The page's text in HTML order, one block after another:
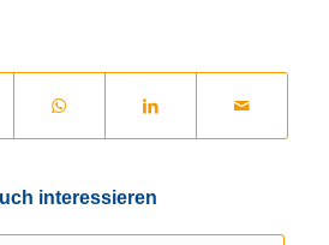
interessieren